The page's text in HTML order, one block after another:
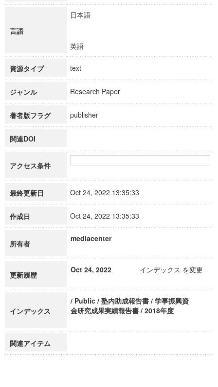
言語
日本語
英語
資源タイプ text
ジャンル Research Paper
著者版フラグ publisher
関連DOI
アクセス条件
最終更新日 Oct 24, 2022 13:35:33
作成日 Oct 24, 2022 13:35:33
所有者
mediacenter
更新履歴
Oct 24, 2022 インデックス を変更
インデックス
/ Public / 塾内助成報告書 / 学事振興資
金研究成果実績報告書 / 2018年度
関連アイテム